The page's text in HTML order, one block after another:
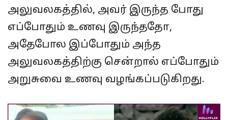
அலுவலகத்தில், அவர் இருந்த போது
எப்போதும் உணவு இருந்ததோ,
அதேபோல இப்போதும் அந்த
அலுவலகத்திற்கு சென்றால் எப்போதும்
அறுசுவை உணவு வழங்கப்படுகிறது.